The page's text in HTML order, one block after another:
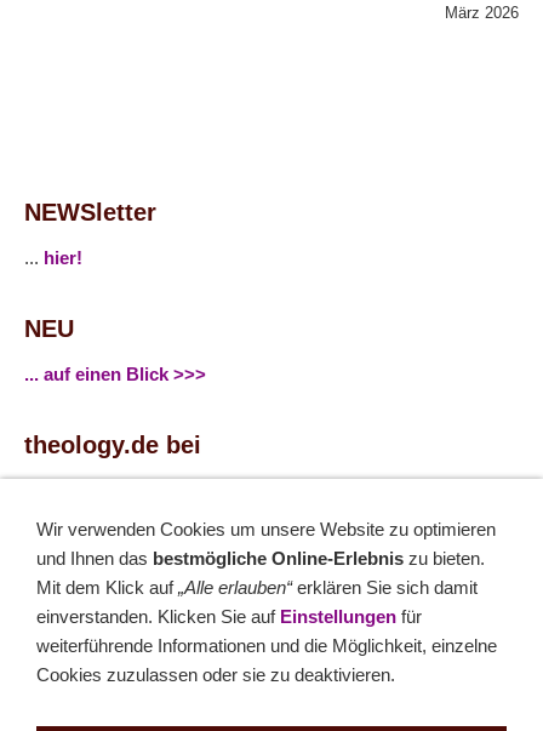
März 2026
NEWSletter
... hier!
NEU
... auf einen Blick >>>
theology.de bei
... Twitter
Monatsrätsel
Rätseln & Gewinnen!
Wir verwenden Cookies um unsere Website zu optimieren
und Ihnen das bestmögliche Online-Erlebnis zu bieten.
Mit dem Klick auf„Alle erlauben“erklären Sie sich damit
einverstanden. Klicken Sie auf Einstellungen für
weiterführende Informationen und die Möglichkeit, einzelne
Cookies zuzulassen oder sie zu deaktivieren.